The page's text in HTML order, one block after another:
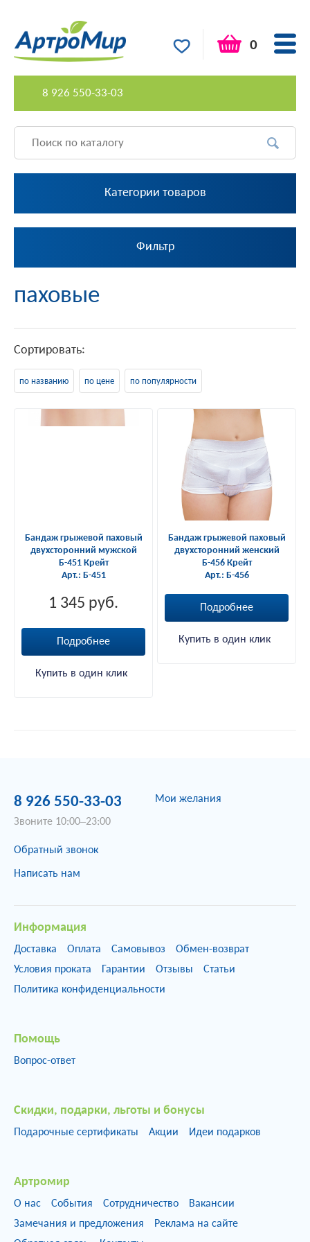
8 926 550-33-03
0
Категории товаров
Фильтр
паховые
Сортировать:
по названию по цене по популярности
Бандаж грыжевой паховый
двухсторонний мужской
Б-451 Крейт
Арт.: Б-451
1 345 руб.
Подробнее
Купить в один клик
Бандаж грыжевой паховый
двухсторонний женский
Б-456 Крейт
Арт.: Б-456
Подробнее
Купить в один клик
8 926 550-33-03
Звоните 10:00–23:00
Обратный звонок
Написать нам
Мои желания
Информация
Доставка Оплата Самовывоз
Обмен-возврат
Условия проката
Гарантии Отзывы
Статьи
Политика конфиденциальности
Помощь
Вопрос-ответ
Скидки, подарки, льготы и бонусы
Подарочные сертификаты Акции Идеи подарков
Артромир
О нас События Сотрудничество
Вакансии
Замечания и предложения
Реклама на сайте